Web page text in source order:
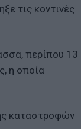
τις κοντινές
περίπου 13
η οποία
καταστροφών